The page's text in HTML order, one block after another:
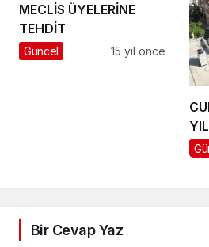
MECLİS ÜYELERİNE
TEHDİT
Güncel 15 yıl önce
Bir Cevap Yaz